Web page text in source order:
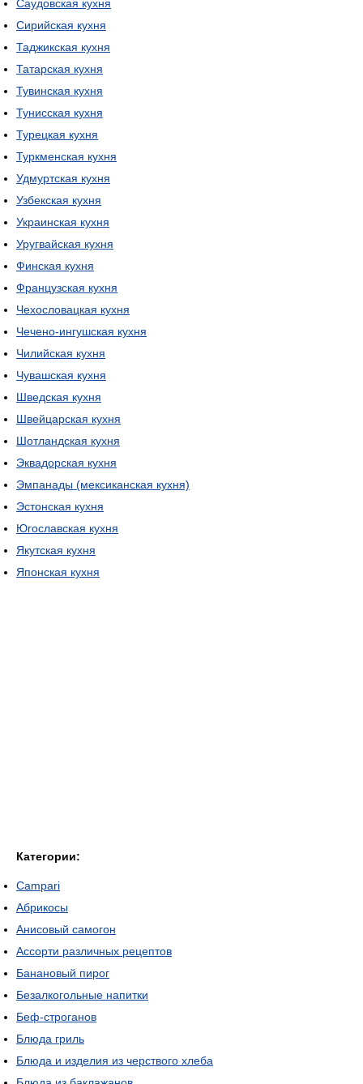
Саудовская кухня
Сирийская кухня
Таджикская кухня
Татарская кухня
Тувинская кухня
Тунисская кухня
Турецкая кухня
Туркменская кухня
Удмуртская кухня
Узбекская кухня
Украинская кухня
Уругвайская кухня
Финская кухня
Французская кухня
Чехословацкая кухня
Чечено-ингушская кухня
Чилийская кухня
Чувашская кухня
Шведская кухня
Швейцарская кухня
Шотландская кухня
Эквадорская кухня
Эмпанады (мексиканская кухня)
Эстонская кухня
Югославская кухня
Якутская кухня
Японская кухня
Категории:
Campari
Абрикосы
Анисовый самогон
Ассорти различных рецептов
Банановый пирог
Безалкогольные напитки
Беф-строганов
Блюда гриль
Блюда и изделия из черствого хлеба